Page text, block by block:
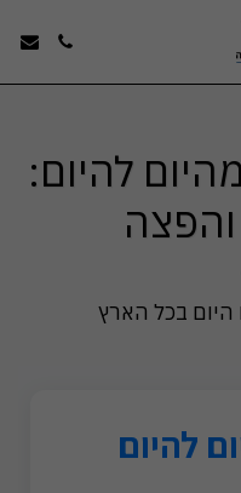
להיום:
היום בכל הארץ